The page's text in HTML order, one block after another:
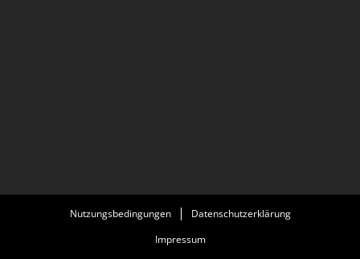
Nutzungsbedingungen
Datenschutzerklärung
Impressum